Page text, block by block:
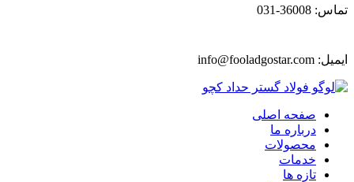
تماس: 36008-031
ایمیل: info@fooladgostar.com
صفحه اصلی
درباره ما
محصولات
خدمات
تازه ها